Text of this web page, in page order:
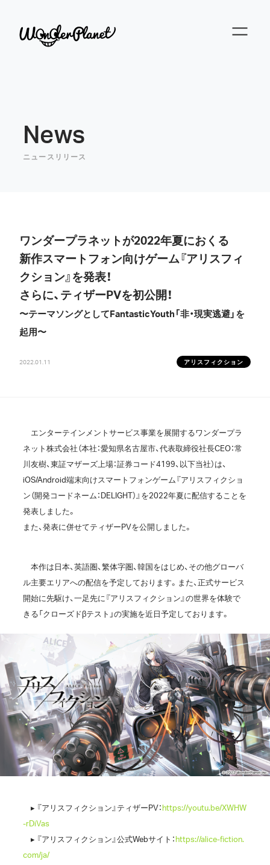
News
ニュースリリース
ワンダープラネットが2022年夏におくる
新作スマートフォン向けゲーム『アリスフィ
クション』を発表！
さらに、ティザーPVを初公開！
〜テーマソングとしてFantasticYouth「非・現実逃避」を
起用〜
2022.01.11 アリスフィクション
エンターテインメントサービス事業を展開するワンダープラ
ネット株式会社（本社：愛知県名古屋市、代表取締役社長CEO：常
川友樹、東証マザーズ上場：証券コード4199、以下当社）は、
iOS/Android端末向けスマートフォンゲーム『アリスフィクショ
ン（開発コードネーム：DELIGHT）』を2022年夏に配信することを
発表しました。
また、発表に併せてティザーPVを公開しました。
本作は日本、英語圏、繁体字圏、韓国をはじめ、その他グローバ
ル主要エリアへの配信を予定しております。また、正式サービス
開始に先駆け、一足先に『アリスフィクション』の世界を体験で
きる「クローズドβテスト」の実施を近日予定しております。
▸ 『アリスフィクション』ティザーPV：https://youtu.be/XWHW
-rDiVas
▸ 『アリスフィクション』公式Webサイト：https://alice-fiction.
com/ja/